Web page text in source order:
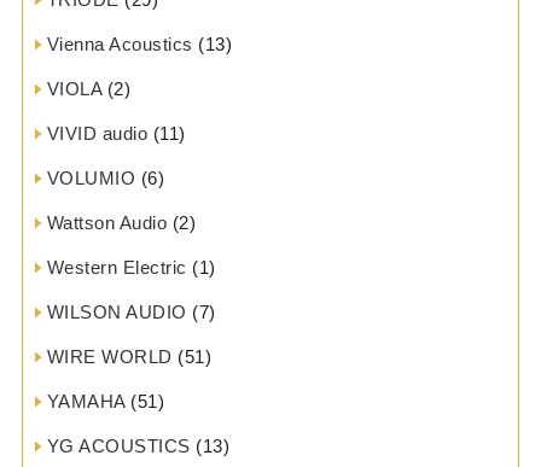
Vienna Acoustics (13)
VIOLA(2)
VIVID audio (11)
VOLUMIO (6)
Wattson Audio (2)
Western Electric (1)
WILSON AUDIO (7)
WIRE WORLD (51)
YAMAHA(51)
YG ACOUSTICS (13)